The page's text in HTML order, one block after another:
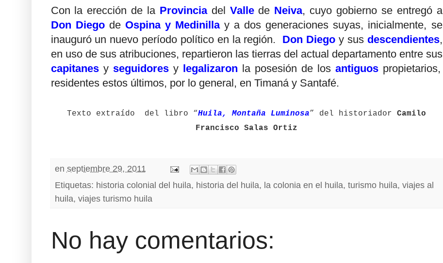
Con la erección de la Provinciadel Vallede Neiva, cuyo gobierno se entregó a
Don Diego de Ospina y Medinilla y a dos generaciones suyas, inicialmente, se
inauguró un nuevo período político en la región. Don Diego y sus descendientes,
en uso de sus atribuciones, repartieron las tierras del actual departamento entre sus
capitanes y seguidoresy legalizaron la posesión de losantiguos propietarios,
residentes estos últimos, por lo general, en Timaná y Santafé.
Texto extraído del libro “Huila, Montaña Luminosa” del historiador Camilo
Francisco Salas Ortiz
en septiembre 29, 2011
Etiquetas: historia colonial del huila, historia del huila, la colonia en el huila, turismo huila, viajes al
huila, viajes turismo huila
No hay comentarios: